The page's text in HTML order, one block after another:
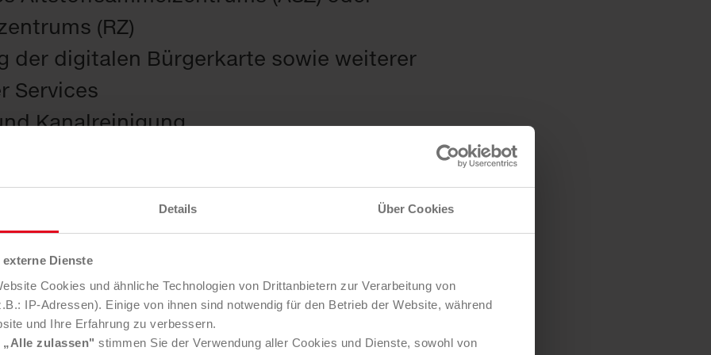
Details Über Cookies
Dienste
Cookies und ähnliche Technologien von Drittanbietern zur Verarbeitung von
IP-Adressen). Einige von ihnen sind notwendig für den Betrieb der Website, während
und Ihre Erfahrung zu verbessern.
„Alle zulassen" stimmen Sie der Verwendung aller Cookies und Dienste, sowohl von
(RZ)
der digitalen Bürgerkarte sowie weiterer
Services
Kanalreinigung
und Umwelterziehung
bei Umweltaktionen und -kampagnen
Gemeinden